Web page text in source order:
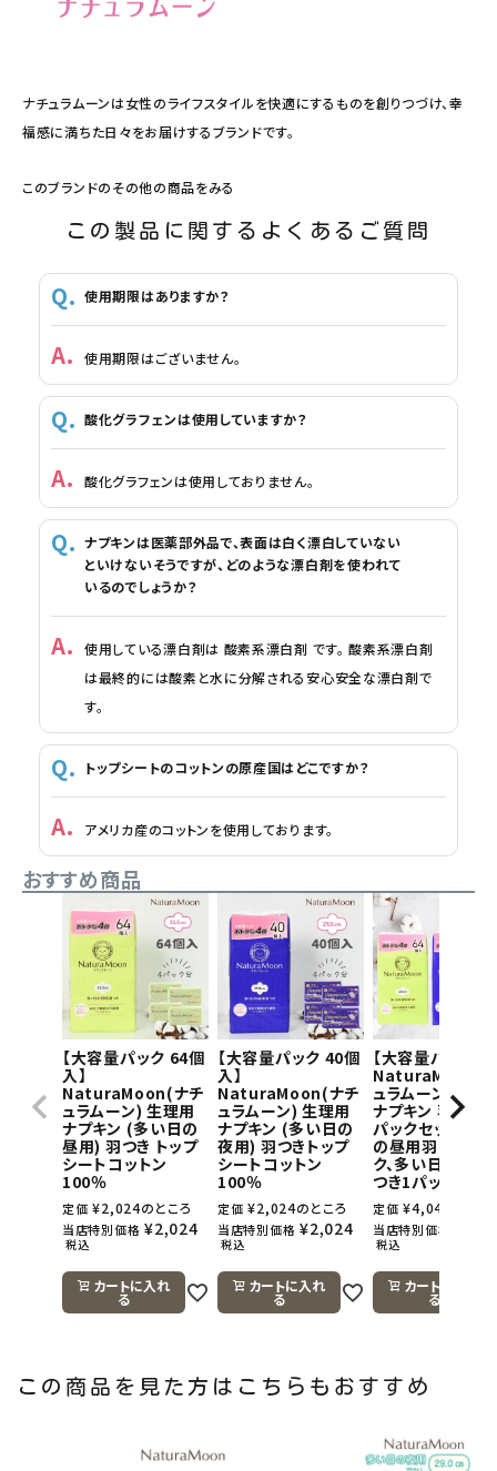
ナチュラムーンは女性のライフスタイルを快適にするものを創りつづけ、幸
福感に満ちた日々をお届けするブランドです。
このブランドのその他の商品をみる
この製品に関するよくあるご質問
使用期限はありますか？
使用期限はございません。
酸化グラフェンは使用していますか？
酸化グラフェンは使用しておりません。
ナプキンは医薬部外品で、表面は白く漂白していない
といけないそうですが、どのような漂白剤を使われて
いるのでしょうか？
使用している漂白剤は 酸素系漂白剤 です。 酸素系漂白剤
は最終的には酸素と水に分解される安心安全な漂白剤で
す。
トップシートのコットンの原産国はどこですか？
アメリカ産のコットンを使用しております。
おすすめ商品
【大容量パック 64個
入】
NaturaMoon(ナチ
ュラムーン) 生理用
ナプキン (多い日の
昼用) 羽つき トップ
シートコットン
100％
定価 ¥2,024のところ
当店特別価格 ¥2,024
税込
カートに入れ
る
【大容量パック 40個
入】
NaturaMoon(ナチ
ュラムーン) 生理用
ナプキン (多い日の
夜用) 羽つきトップ
シートコットン
100％
定価 ¥2,024のところ
当店特別価格 ¥2,024
税込
カートに入れ
る
【大容量パック】
NaturaMoon(
ュラムーン) 生理
ナプキン 羽つき
パックセット(多
の昼用羽つき1パ
ク、多い日の夜
つき1パック)
定価 ¥4,048
当店特別価格
税込
カートに入れ
る
この商品を見た方はこちらもおすすめ